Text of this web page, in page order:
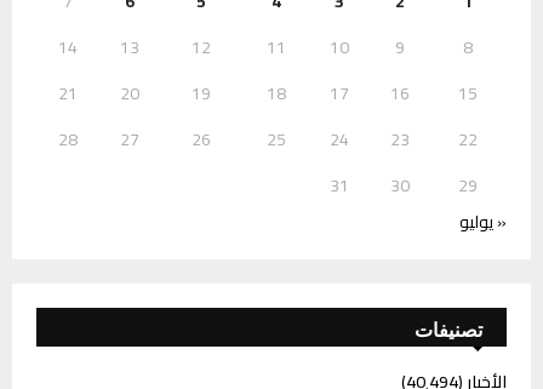
8
9
10
11
12
13
14
15
16
17
18
19
20
21
22
23
24
25
26
27
28
29
30
31
« يوليو
تصنيفات
الأخبار(40٬494)